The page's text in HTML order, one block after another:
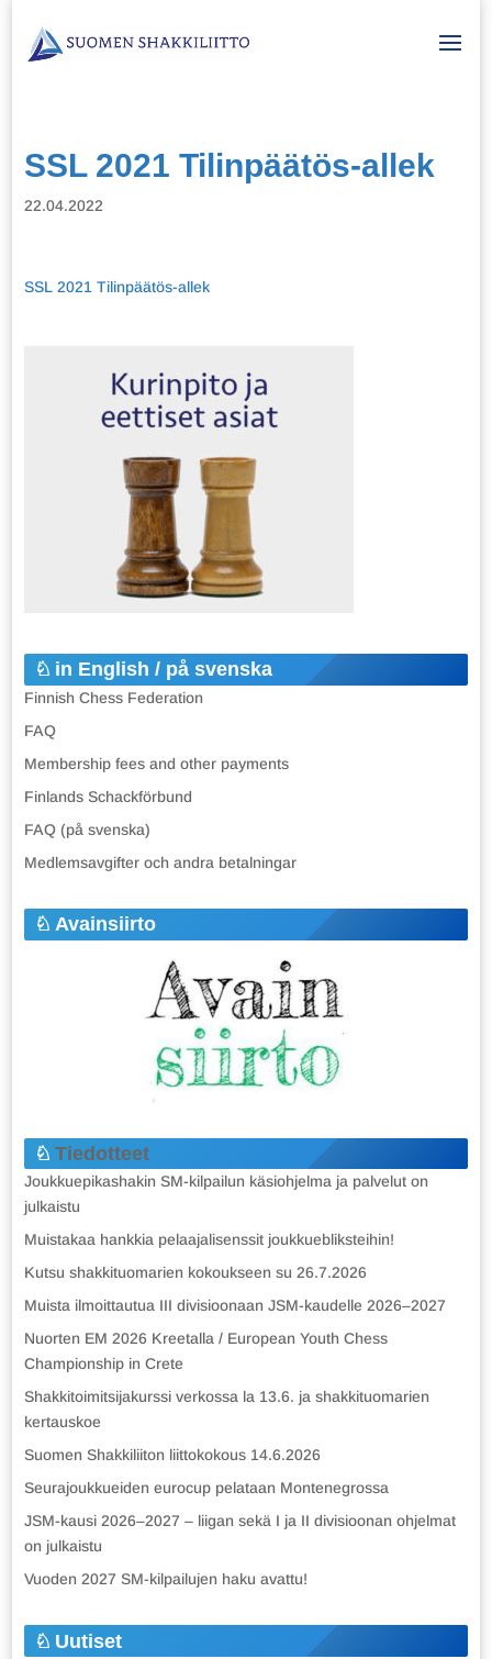
SSL 2021 Tilinpäätös-allek
22.04.2022
SSL 2021 Tilinpäätös-allek
in English / på svenska
Finnish Chess Federation
FAQ
Membership fees and other payments
Finlands Schackförbund
FAQ (på svenska)
Medlemsavgifter och andra betalningar
Avainsiirto
Tiedotteet
Joukkuepikashakin SM-kilpailun käsiohjelma ja palvelut on
julkaistu
Muistakaa hankkia pelaajalisenssit joukkuebliksteihin!
Kutsu shakkituomarien kokoukseen su 26.7.2026
Muista ilmoittautua III divisioonaan JSM-kaudelle 2026–2027
Nuorten EM 2026 Kreetalla / European Youth Chess
Championship in Crete
Shakkitoimitsijakurssi verkossa la 13.6. ja shakkituomarien
kertauskoe
Suomen Shakkiliiton liittokokous 14.6.2026
Seurajoukkueiden eurocup pelataan Montenegrossa
JSM-kausi 2026–2027 – liigan sekä I ja II divisioonan ohjelmat
on julkaistu
Vuoden 2027 SM-kilpailujen haku avattu!
Uutiset